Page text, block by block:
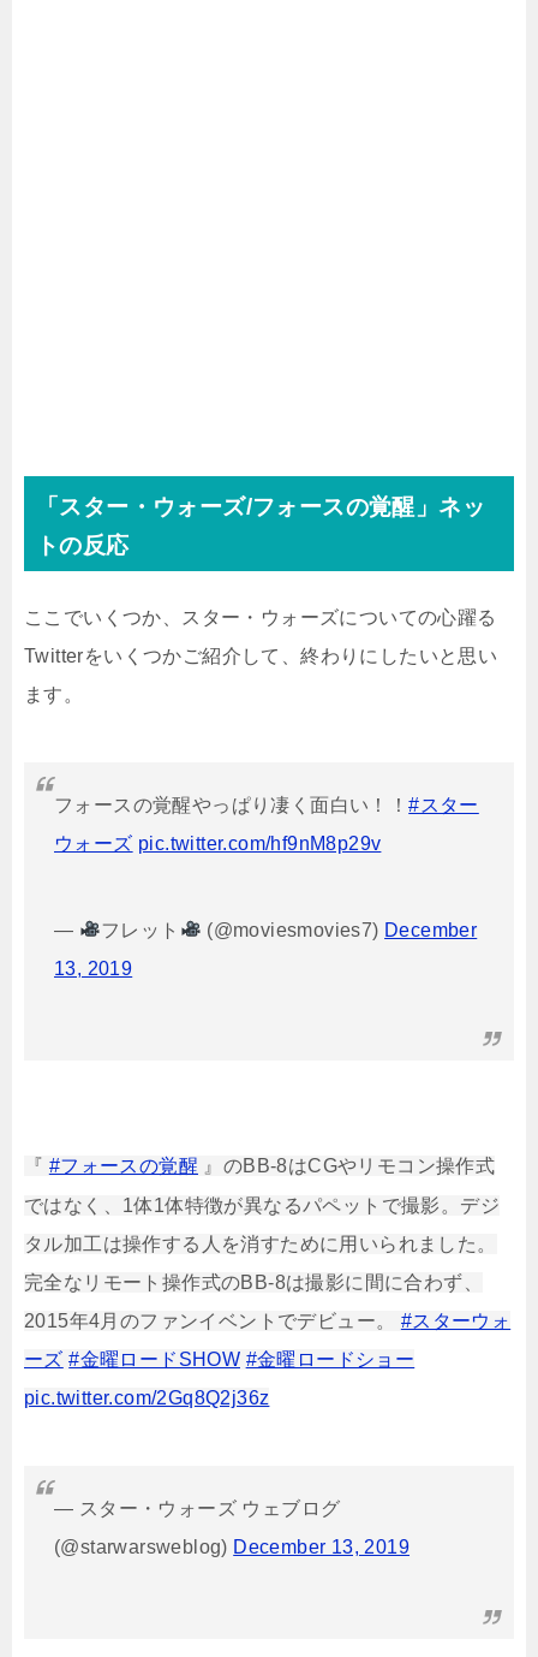
「スター・ウォーズ/フォースの覚醒」ネッ
トの反応
ここでいくつか、スター・ウォーズについての心躍る
Twitterをいくつかご紹介して、終わりにしたいと思い
ます。
フォースの覚醒やっぱり凄く面白い！！#スター
ウォーズ pic.twitter.com/hf9nM8p29v
— フレット (@moviesmovies7) December
13, 2019
『 #フォースの覚醒 』のBB-8はCGやリモコン操作式
ではなく、1体1体特徴が異なるパペットで撮影。デジ
タル加工は操作する人を消すために用いられました。
完全なリモート操作式のBB-8は撮影に間に合わず、
2015年4月のファンイベントでデビュー。 #スターウォ
ーズ #金曜ロードSHOW #金曜ロードショー
pic.twitter.com/2Gq8Q2j36z
— スター・ウォーズ ウェブログ
(@starwarsweblog) December 13, 2019